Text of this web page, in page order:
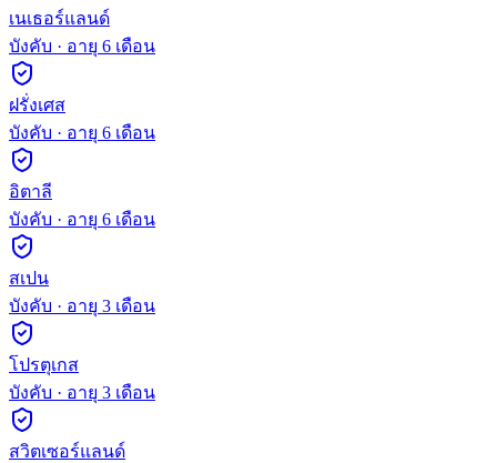
เนเธอร์แลนด์
บังคับ · อายุ 6 เดือน
ฝรั่งเศส
บังคับ · อายุ 6 เดือน
อิตาลี
บังคับ · อายุ 6 เดือน
สเปน
บังคับ · อายุ 3 เดือน
โปรตุเกส
บังคับ · อายุ 3 เดือน
สวิตเซอร์แลนด์